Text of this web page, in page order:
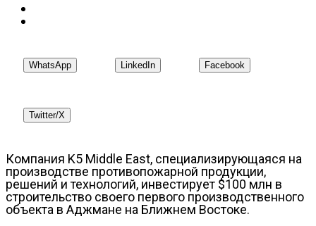
WhatsApp LinkedIn Facebook
Twitter/X
Компания K5 Middle East, специализирующаяся на
производстве противопожарной продукции,
решений и технологий, инвестирует $100 млн в
строительство своего первого производственного
объекта в Аджмане на Ближнем Востоке.